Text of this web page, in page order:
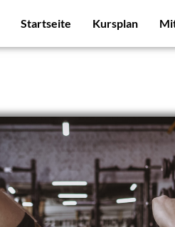
Startseite Kursplan